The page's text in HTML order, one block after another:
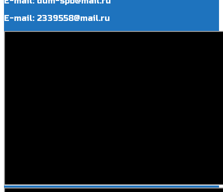
E-mail: 2339558@mail.ru